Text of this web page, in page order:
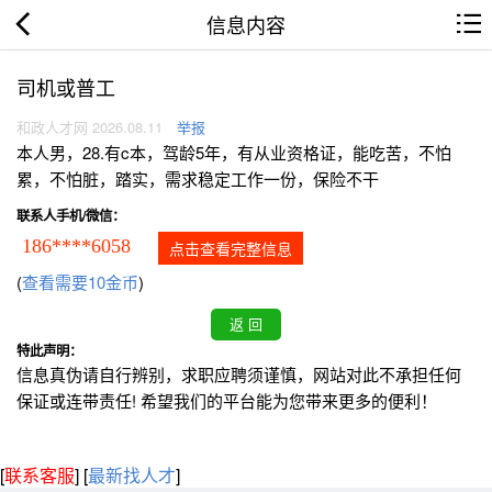
信息内容
司机或普工
和政人才网 2026.08.11 举报
本人男，28.有c本，驾龄5年，有从业资格证，能吃苦，不怕
累，不怕脏，踏实，需求稳定工作一份，保险不干
联系人手机/微信：
186****6058 点击查看完整信息
(查看需要10金币)
特此声明：
信息真伪请自行辨别，求职应聘须谨慎，网站对此不承担任何
保证或连带责任! 希望我们的平台能为您带来更多的便利！
[联系客服] [最新找人才]